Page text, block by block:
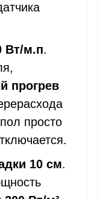
Вт/м.п.
прогрев
просто
10 см.